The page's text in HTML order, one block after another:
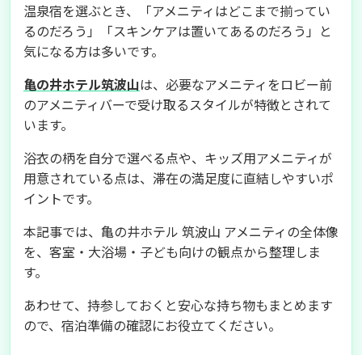
温泉宿を選ぶとき、「アメニティはどこまで揃ってい
るのだろう」「スキンケアは置いてあるのだろう」と
気になる方は多いです。
亀の井ホテル筑波山は、必要なアメニティをロビー前
のアメニティバーで受け取るスタイルが特徴とされて
います。
浴衣の柄を自分で選べる点や、キッズ用アメニティが
用意されている点は、滞在の満足度に直結しやすいポ
イントです。
本記事では、亀の井ホテル 筑波山 アメニティの全体像
を、客室・大浴場・子ども向けの観点から整理しま
す。
あわせて、持参しておくと安心な持ち物もまとめます
ので、宿泊準備の確認にお役立てください。